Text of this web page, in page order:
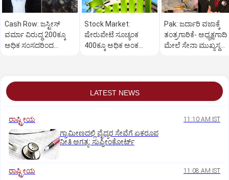
Cash Row: ಜಸ್ಟೀಸ್‌
ವರ್ಮಾ ವಿರುದ್ಧ 200ಕ್ಕೂ
ಅಧಿಕ ಸಂಸದರಿಂದ
Stock Market:
ಷೇರುಪೇಟೆ ಸೂಚ್ಯಂಕ
400ಕ್ಕೂ ಅಧಿಕ ಅಂಕ
Pak: ಜರ್ದಾರಿ ವಜಾಕ್ಕೆ
ತಂತ್ರಗಾರಿಕೆ- ಅಧ್ಯಕ್ಷಗಾದಿ
ಮೇಲೆ ಸೇನಾ ಮುಖ್ಯಸ್ಥ
LATEST NEWS
ರಾಷ್ಟ್ರೀಯ 11:10 AM IST
ಗ್ರಾಮೀಣದಲ್ಲಿ ವೈದ್ಯರ ಸೇವೆಗೆ ಏಕರೂಪ
ನೀತಿ ಅಗತ್ಯ: ಸುಪ್ರೀಂಕೋರ್ಟ್‌
ರಾಷ್ಟ್ರೀಯ 11:08 AM IST